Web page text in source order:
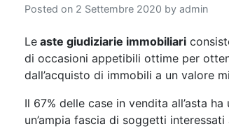
Posted on 2 Settembre 2020 by admin
Le aste giudiziarie immobiliari
di occasioni appetibili ottime per
dall’acquisto di immobili a un valore
Il 67% delle case in vendita all’asta
un’ampia fascia di soggetti